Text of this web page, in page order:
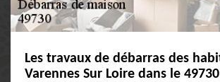
Les travaux de débarras des
Varennes Sur Loire dans le 49730